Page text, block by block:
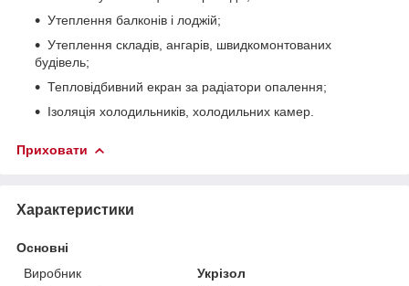
Утеплення балконів і лоджій;
Утеплення складів, ангарів, швидкомонтованих
будівель;
Тепловідбивний екран за радіатори опалення;
Ізоляція холодильників, холодильних камер.
Приховати
Характеристики
Основні
Виробник
Укрізол